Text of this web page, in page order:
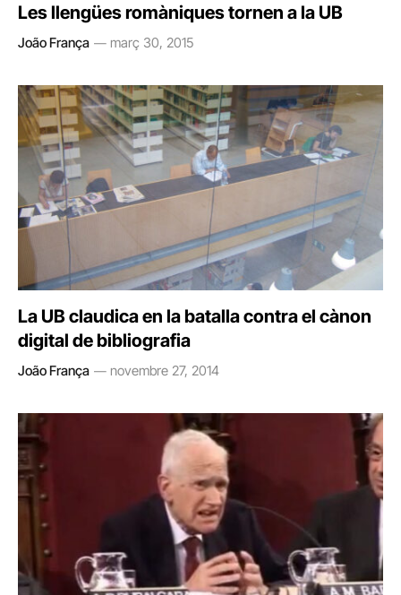
Les llengües romàniques tornen a la UB
João França març 30, 2015
La UB claudica en la batalla contra el cànon
digital de bibliografia
João França novembre 27, 2014